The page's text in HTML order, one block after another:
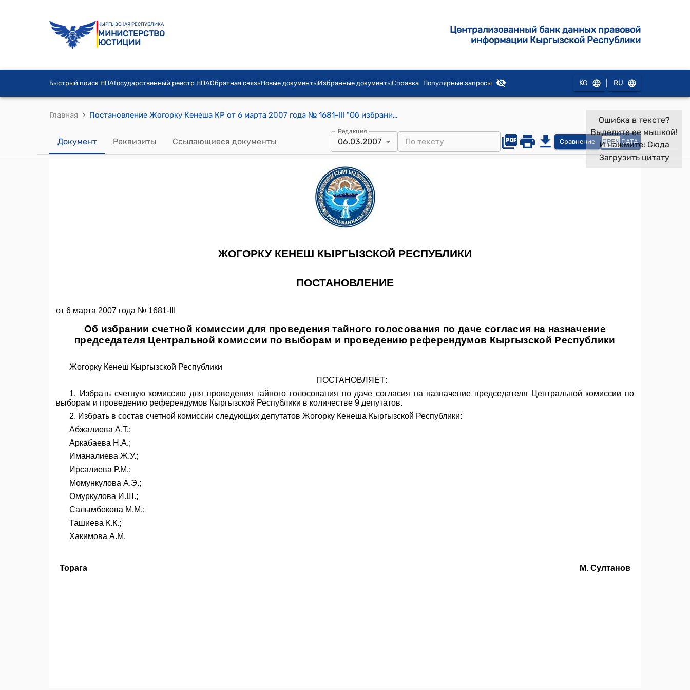
КЫРГЫЗСКАЯ РЕСПУБЛИКА
МИНИСТЕРСТВО
ЮСТИЦИИ
Централизованный банк данных правовой
информации Кыргызской Республики
Быстрый поиск НПАГосударственный реестр НПАОбратная связьНовые документыИзбранные документыСправка Популярные запросы KG RU
Главная › Постановление Жогорку Кенеша КР от 6 марта 2007 года № 1681-III "Об избрании счетной комиссии для проведения тайного голосования по даче согласия на назначение председателя Центральной комиссии по выборам и проведению референдумов Кыргызской Республики"
Документ Реквизиты Ссылающиеся документы
Редакция
06.03.2007 Сравнение OPEN DATA
Ошибка в тексте?
Выделите ее мышкой!
И нажмите: Сюда
Загрузить цитату